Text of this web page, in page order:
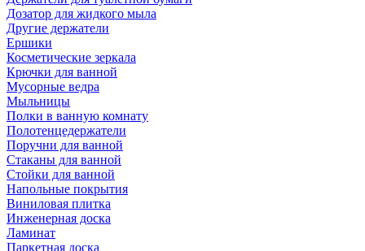
Дозатор для жидкого мыла
Другие держатели
Ершики
Косметические зеркала
Крючки для ванной
Мусорные ведра
Мыльницы
Полки в ванную комнату
Полотенцедержатели
Поручни для ванной
Стаканы для ванной
Стойки для ванной
Напольные покрытия
Виниловая плитка
Инженерная доска
Ламинат
Паркетная доска